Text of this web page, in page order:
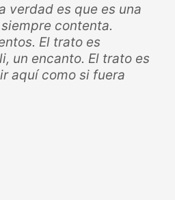
verdad es que es una
contenta.
El trato es
un encanto. El trato es
aquí como si fuera